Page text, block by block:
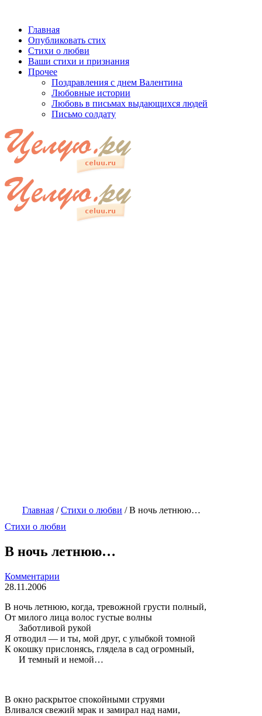
Главная
Опубликовать стих
Стихи о любви
Ваши стихи и признания
Прочее
Поздравления с днем Валентина
Любовные истории
Любовь в письмах выдающихся людей
Письмо солдату
Главная /Стихи о любви /В ночь летнюю…
Стихи о любви
В ночь летнюю…
Комментарии
28.11.2006
В ночь летнюю, когда, тревожной грусти полный,
От милого лица волос густые волны
Заботливой рукой
Я отводил — и ты, мой друг, с улыбкой томной
К окошку прислонясь, глядела в сад огромный,
И темный и немой…
В окно раскрытое спокойными струями
Вливался свежий мрак и замирал над нами,